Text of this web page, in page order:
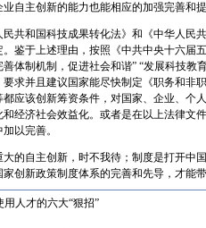
自主创新的能力也能相应的加强完善和
民共和国科技成果转化法》和《中华人民
鉴于上述理由，按照《中共中央十六届
体制机制，促进社会和谐” “发展科技
求并且建议国家能尽快制定《职务和非
应该创新筹资条件，对国家、企业、个
经济社会效益化。或者是在以上法律文
以完善。
的自主创新，时不我待；制度是打开中
创新政策制度体系的完善和先导，才能
用人才的六大“狠招”